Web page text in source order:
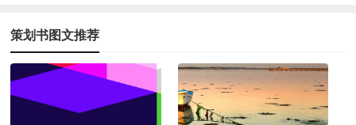
策划书图文推荐